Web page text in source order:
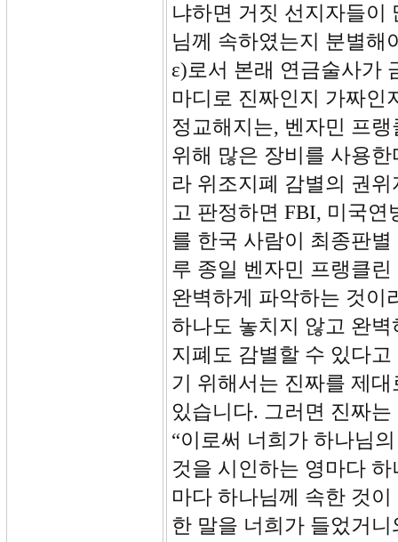
냐하면 거짓 선지자들이
님께 속하였는지 분별해
ε)로서 본래 연금술사가
마디로 진짜인지 가짜인
정교해지는, 벤자민 프
위해 많은 장비를 사용
라 위조지폐 감별의 권
고 판정하면 FBI, 미국
를 한국 사람이 최종판
루 종일 벤자민 프랭클
완벽하게 파악하는 것이
하나도 놓치지 않고 완
지폐도 감별할 수 있다
기 위해서는 진짜를 제
있습니다. 그러면 진짜
“이로써 너희가 하나님
것을 시인하는 영마다
마다 하나님께 속한 것
한 말을 너희가 들었거